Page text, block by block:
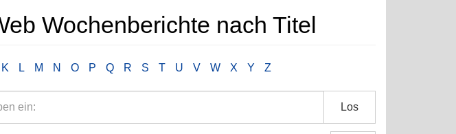
Wochenberichte nach Titel
K L M N O P Q R S T U V W X Y Z
Los